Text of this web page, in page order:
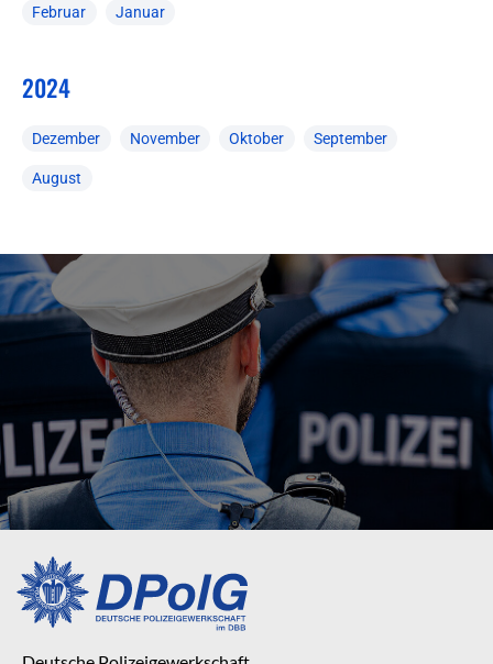
Februar Januar
2024
Dezember November Oktober September
August